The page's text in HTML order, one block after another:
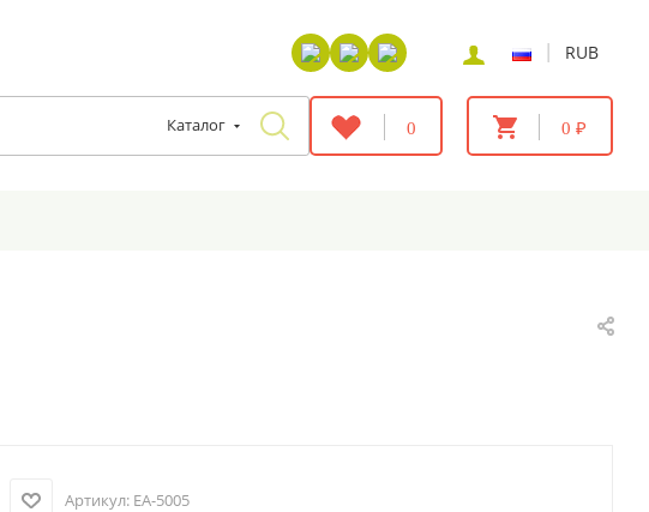
| RUB
Каталог 0 0 ₽
Артикул: EA-5005